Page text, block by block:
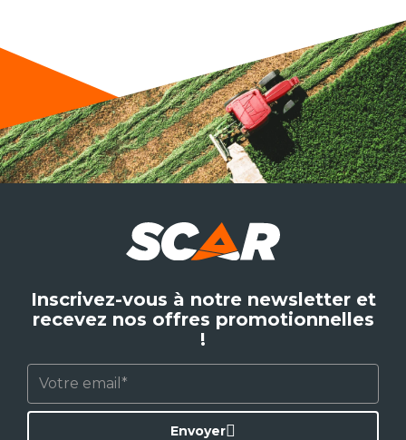
Inscrivez-vous à notre newsletter et
recevez nos offres promotionnelles
!
Envoyer